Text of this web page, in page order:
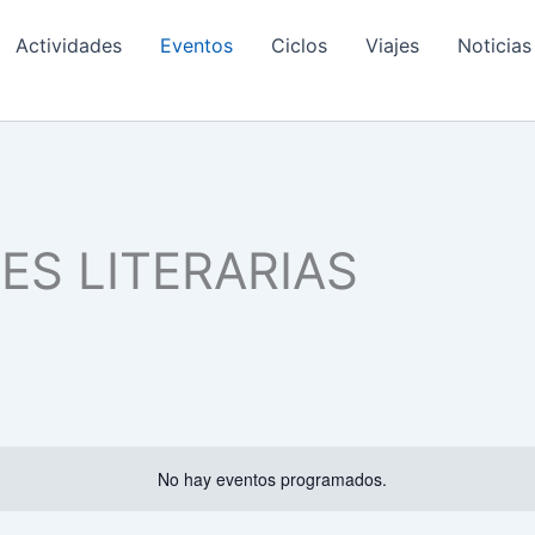
Actividades Eventos Ciclos Viajes
Noticias
LITERARIAS
No hay eventos programados.